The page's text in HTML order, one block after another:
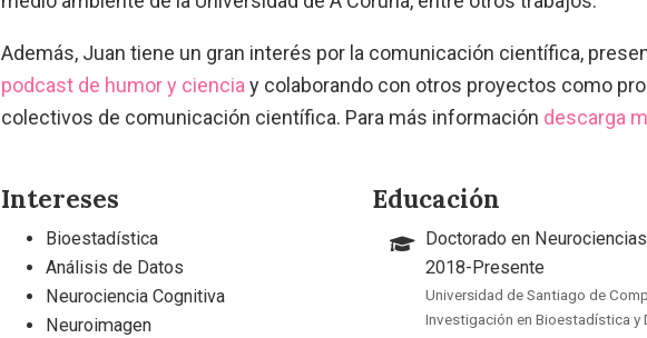
Además, Juan tiene un gran interés por la comunicación científica,
podcast de humor y ciencia y colaborando con otros proyectos como
colectivos de comunicación científica. Para más información descarga
Intereses
Bioestadística
Análisis de Datos
Neurociencia Cognitiva
Neuroimagen
Educación
Doctorado en
2018-Presente
Universidad de Santiago de
Investigación en Bioestadística y